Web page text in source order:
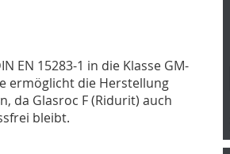
EN 15283-1 in die Klasse GM-
ermöglicht die Herstellung
da Glasroc F (Ridurit) auch
bleibt.